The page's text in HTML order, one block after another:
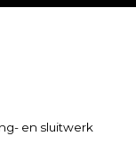
en sluitwerk